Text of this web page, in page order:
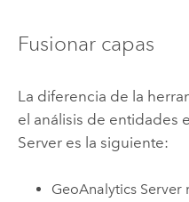
Fusionar capas
La diferencia de la
el análisis de entidades
Serveres la siguiente:
GeoAnalytics Server